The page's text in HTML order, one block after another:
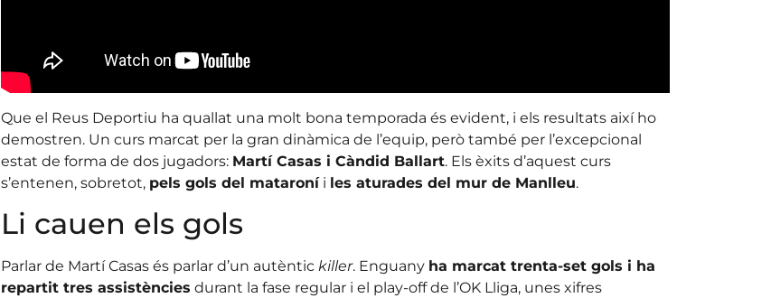
Que el Reus Deportiu ha quallat una molt bona temporada és evident, i els resultats així ho
demostren. Un curs marcat per la gran dinàmica de l’equip, però també per l’excepcional
estat de forma de dos jugadors: Martí Casas i Càndid Ballart. Els èxits d’aquest curs
s’entenen, sobretot, pels gols del mataroníi les aturades del mur de Manlleu.
Li cauen els gols
Parlar de Martí Casas és parlar d’un autèntic killer. Enguany ha marcat trenta-set gols i ha
repartit tres assistències durant la fase regular i el play-off de l’OK Lliga, unes xifres